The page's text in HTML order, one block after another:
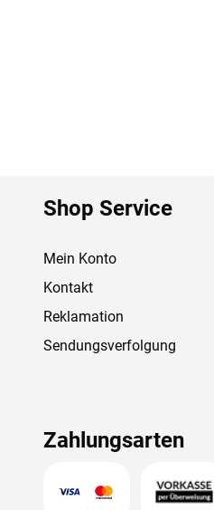
Shop Service
Mein Konto
Kontakt
Reklamation
Sendungsverfolgung
Zahlungsarten